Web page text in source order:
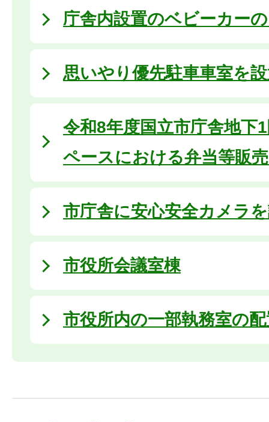
庁舎内設置のベビーカー
思いやり優先駐車車室を
令和8年度国立市庁舎地下
ペースにおける弁当等販
市庁舎に安心安全カメラ
市役所会議室棟
市役所内の一部執務室の